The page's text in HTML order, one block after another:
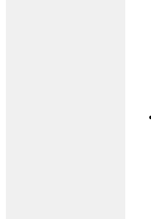
-
-
-
-
-
-
-
-
-
-
-